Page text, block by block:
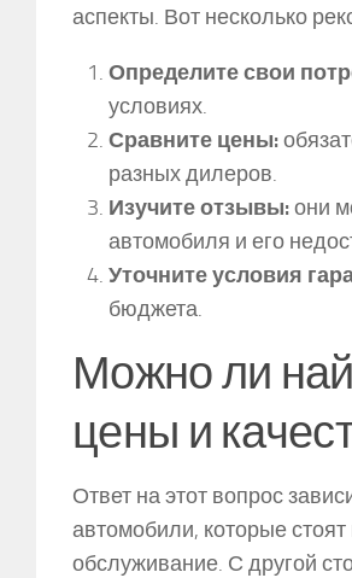
аспекты. Вот несколько
Определите свои
условиях.
Сравните цены:
разных дилеров.
Изучите отзывы:они
автомобиля и его
Уточните условия
бюджета.
Можно ли
цены и
Ответ на этот вопрос
автомобили, которые
обслуживание. С другой